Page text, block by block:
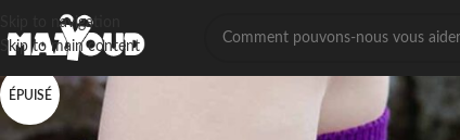
Skip to navigation
Skip to main content
ÉPUISÉ